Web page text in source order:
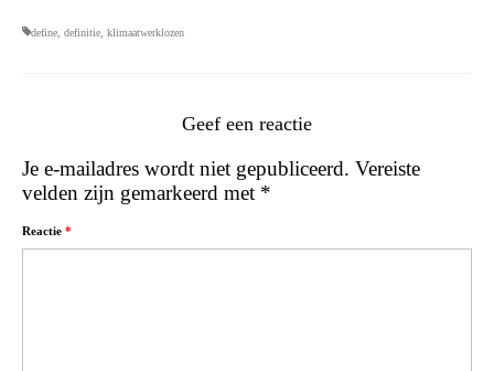
define definitie klimaatwerklozen
Geef een reactie
Je e-mailadres wordt niet gepubliceerd. Vereiste
velden zijn gemarkeerd met *
Reactie *